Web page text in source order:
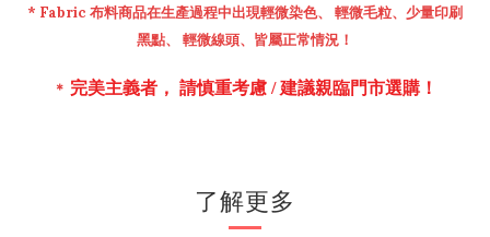
* Fabric 布料商品在生產過程中出現輕微染色、 輕微毛粒、少量印刷
黑點、 輕微線頭、皆屬正常情況！
＊ 完美主義者， 請慎重考慮 /建議親臨門市選購！
了解更多